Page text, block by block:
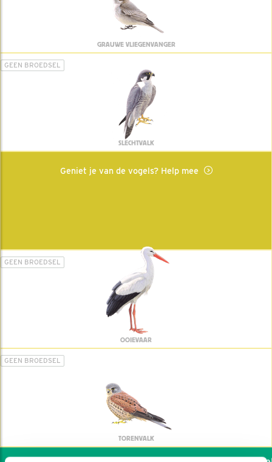
GRAUWE VLIEGENVANGER
GEEN BROEDSEL
SLECHTVALK
Geniet je van de vogels? Help mee
GEEN BROEDSEL
OOIEVAAR
GEEN BROEDSEL
TORENVALK